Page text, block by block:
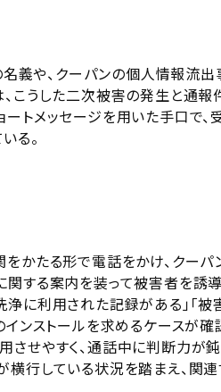
名義や、クーパンの個人情報流
こうした二次被害の発生と通
トメッセージを用いた手口で
る。
をかたる形で電話をかけ、クー
する案内を装って被害者を誘導
に利用された記録がある」「
ンストールを求めるケースが確
せやすく、通話中に判断力が
行している状況を踏まえ、関連